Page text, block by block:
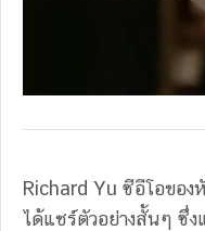
Richard Yu ซีอีโอของ
ได้แชร์ตัวอย่างสั้นๆ ซึ่ง